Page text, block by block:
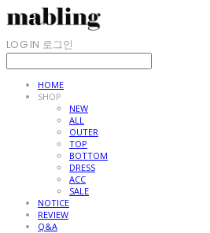
LOG IN 로그인
HOME
SHOP
NEW
ALL
OUTER
TOP
BOTTOM
DRESS
ACC
SALE
NOTICE
REVIEW
Q&A